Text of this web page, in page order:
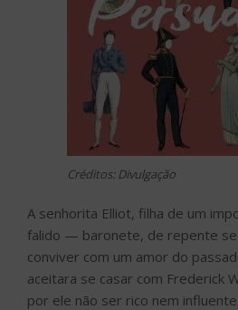
Créditos: Divulgação
A senhorita Elliot, filha de um
falido — baronete, de repente se
conviver com um amor do
aceitara se casar com Frederick
por ele não ser rico nem